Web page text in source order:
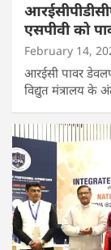
एसपीवी को
February 14,
आरईसी पावर
विद्युत मंत्रालय के